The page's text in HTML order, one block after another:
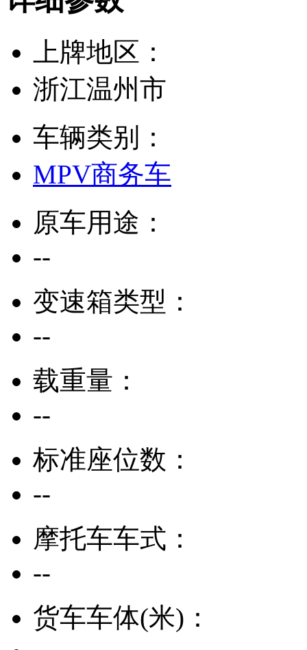
上牌地区：
浙江温州市
车辆类别：
MPV商务车
原车用途：
--
变速箱类型：
--
载重量：
--
标准座位数：
--
摩托车车式：
--
货车车体(米)：